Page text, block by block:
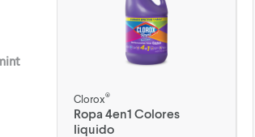
Clorox®
Ropa 4en1 Colores
liquido